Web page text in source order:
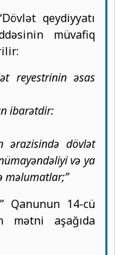
qeydiyyatı
müvafiq
reyestrinin əsas
ibarətdir:
ərazisində dövlət
və ya
məlumatlar;”
Qanunun 14-cü
mətni aşağıda